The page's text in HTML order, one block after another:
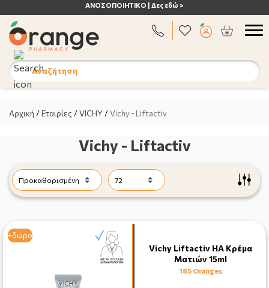
ΑΝΟΣΟΠΟΙΗΤΙΚΟ | Δες εδώ >
Αναζήτηση
Αρχική /Εταιρίες /VICHY /Vichy - Liftactiv
Vichy - Liftactiv
+δώρο
Vichy Liftactiv HA Κρέμα
Ματιών 15ml
185 Oranges